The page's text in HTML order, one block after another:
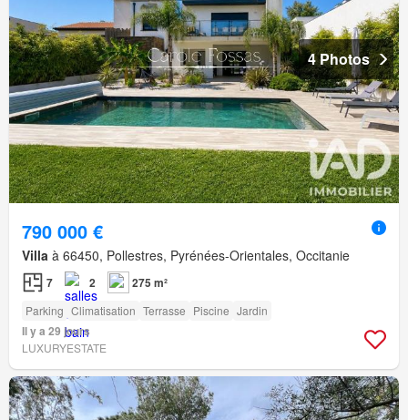
4 Photos
790 000 €
Villa à 66450, Pollestres, Pyrénées-Orientales, Occitanie
7 2 275 m²
Parking Climatisation Terrasse Piscine Jardin
Il y a 29 jours
LUXURYESTATE